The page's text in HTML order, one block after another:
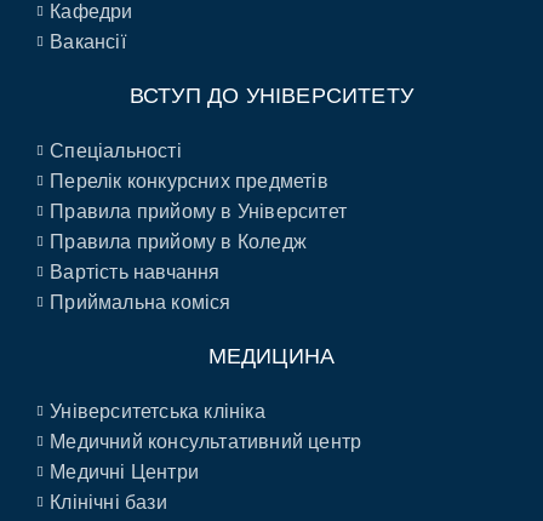
Кафедри
Вакансії
ВСТУП ДО УНІВЕРСИТЕТУ
Спеціальності
Перелік конкурсних предметів
Правила прийому в Університет
Правила прийому в Коледж
Вартість навчання
Приймальна коміся
МЕДИЦИНА
Університетська клініка
Медичний консультативний центр
Медичні Центри
Клінічні бази